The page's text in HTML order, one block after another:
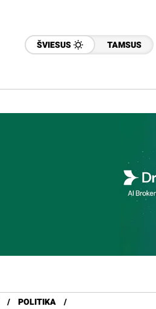
ŠVIESUS TAMSUS
POLITIKA